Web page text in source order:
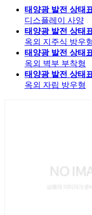
태양광 발전 상태
디스플레이 사양
태양광 발전 상태
옥외 지주식 방우
태양광 발전 상태
옥외 벽부 부착형
태양광 발전 상태
옥외 자립 방우형